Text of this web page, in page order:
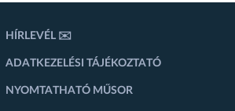
HÍRLEVÉL ✉️
ADATKEZELÉSI TÁJÉKOZTATÓ
NYOMTATHATÓ MŰSOR